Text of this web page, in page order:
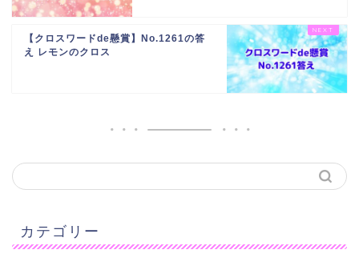
【クロスワードde懸賞】No.1261の答
え レモンのクロス
カテゴリー